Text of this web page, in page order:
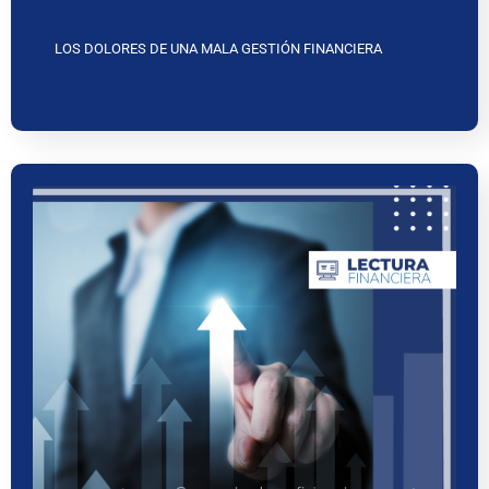
LOS DOLORES DE UNA MALA GESTIÓN FINANCIERA